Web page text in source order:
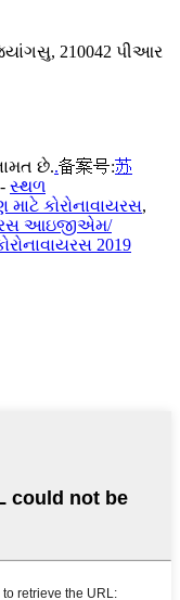
210042 પીઆર
છે..备案号:苏
- સ્થળ
માટે કોરોનાવાયરસ,
આઇજીએમ/
2019